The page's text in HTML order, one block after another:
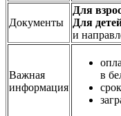
Документы
Для
Для
и
Важная
информация
в